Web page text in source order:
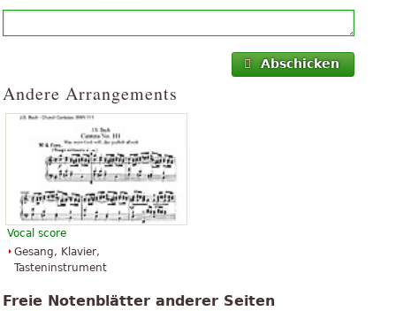
Abschicken
Andere Arrangements
Vocal score
Gesang, Klavier,
Tasteninstrument
Freie Notenblätter anderer Seiten